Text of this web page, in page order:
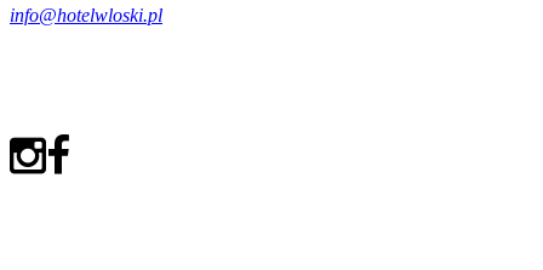
info@hotelwloski.pl